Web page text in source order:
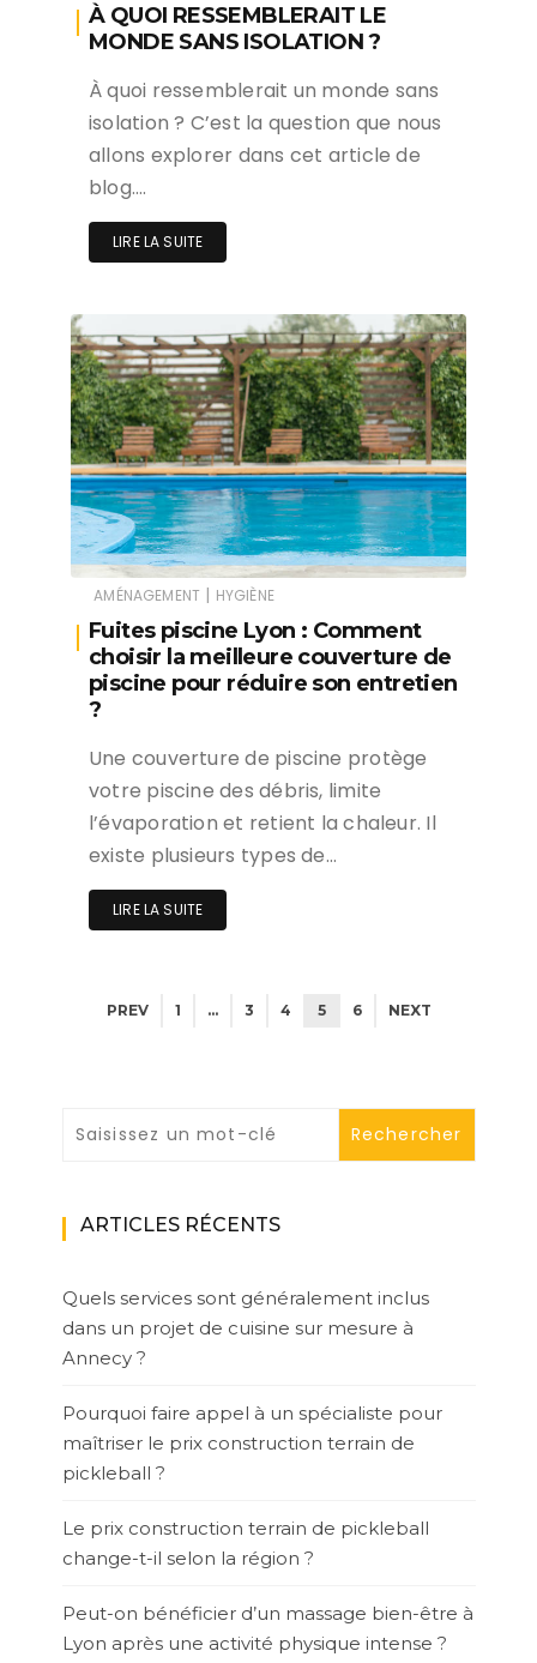
À QUOI RESSEMBLERAIT LE
MONDE SANS ISOLATION ?
À quoi ressemblerait un monde sans
isolation ? C’est la question que nous
allons explorer dans cet article de
blog….
LIRE LA SUITE
AMÉNAGEMENT | HYGIÈNE
Fuites piscine Lyon : Comment
choisir la meilleure couverture de
piscine pour réduire son entretien
?
Une couverture de piscine protège
votre piscine des débris, limite
l’évaporation et retient la chaleur. Il
existe plusieurs types de…
LIRE LA SUITE
PREV 1 … 3 4 5 6 NEXT
ARTICLES RÉCENTS
Quels services sont généralement inclus
dans un projet de cuisine sur mesure à
Annecy ?
Pourquoi faire appel à un spécialiste pour
maîtriser le prix construction terrain de
pickleball ?
Le prix construction terrain de pickleball
change-t-il selon la région ?
Peut-on bénéficier d’un massage bien-être à
Lyon après une activité physique intense ?